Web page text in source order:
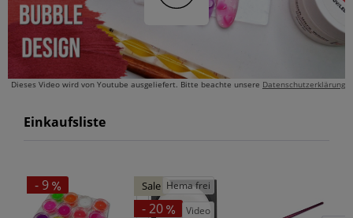
Dieses Video wird von Youtube ausgeliefert. Bitte beachte unsere Datenschutzerklärung
Einkaufsliste
- 9 Sale
- 20
Hema frei
Video